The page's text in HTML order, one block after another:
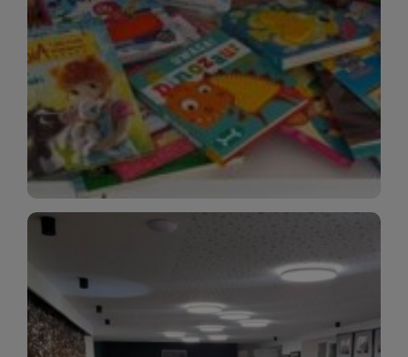
do częstych odwiedzin – nowości pojawiają się
niemal każdego tygodnia! Dzięki tej zakładce
zawsze będziesz wiedzieć, co warto przeczytać
jako pierwsze.
WIĘCEJ
świata literatury!
WIĘCEJ